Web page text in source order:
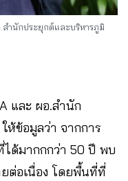
สำนักประยุกต์และบริหารภูมิ
และ ผอ.สำนัก
ห้ข้อมูลว่า จากการ
ด้มากกกว่า 50 ปี พบ
ต่อเนื่อง โดยพื้นที่ที่